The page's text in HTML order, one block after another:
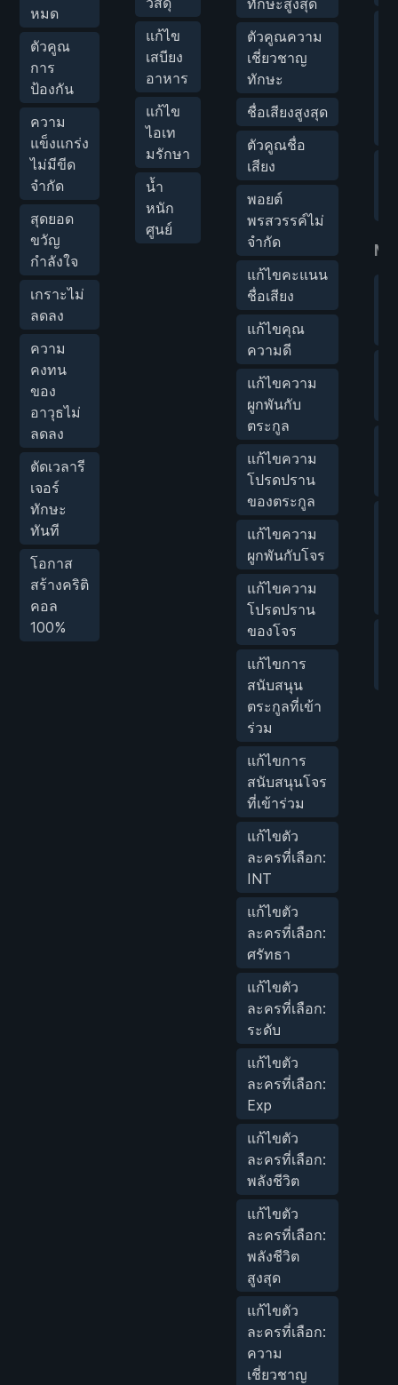
หมด
ตัวคูณ
การ
ป้องกัน
ความ
แข็งแกร่ง
ไม่มีขีด
จำกัด
สุดยอด
ขวัญ
กำลังใจ
เกราะไม่
ลดลง
ความ
คงทน
ของ
อาวุธไม่
ลดลง
ตัดเวลารี
เจอร์
ทักษะ
ทันที
โอกาส
สร้างคริติ
คอล
100%
แก้ไข
เสบียง
อาหาร
แก้ไข
ไอเท
มรักษา
น้ำ
หนัก
ศูนย์
ตัวคูณความ
เชี่ยวชาญ
ทักษะ
ชื่อเสียงสูงสุด
ตัวคูณชื่อ
เสียง
พอยต์
พรสวรรค์ไม่
จำกัด
แก้ไขคะแนน
ชื่อเสียง
แก้ไขคุณ
ความดี
แก้ไขความ
ผูกพันกับ
ตระกูล
แก้ไขความ
โปรดปราน
ของตระกูล
แก้ไขความ
ผูกพันกับโจร
แก้ไขความ
โปรดปราน
ของโจร
แก้ไขการ
สนับสนุน
ตระกูลที่เข้า
ร่วม
แก้ไขการ
สนับสนุนโจร
ที่เข้าร่วม
แก้ไขตัว
ละครที่เลือก:
INT
แก้ไขตัว
ละครที่เลือก:
ศรัทธา
แก้ไขตัว
ละครที่เลือก:
ระดับ
แก้ไขตัว
ละครที่เลือก:
Exp
แก้ไขตัว
ละครที่เลือก:
พลังชีวิต
แก้ไขตัว
ละครที่เลือก:
พลังชีวิต
สูงสุด
แก้ไขตัว
ละครที่เลือก:
ความ
เชี่ยวชาญ